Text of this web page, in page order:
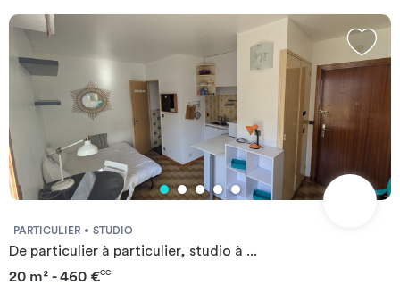
PARTICULIER STUDIO
De particulier à particulier, studio à ...
20 m² - 460 €CC